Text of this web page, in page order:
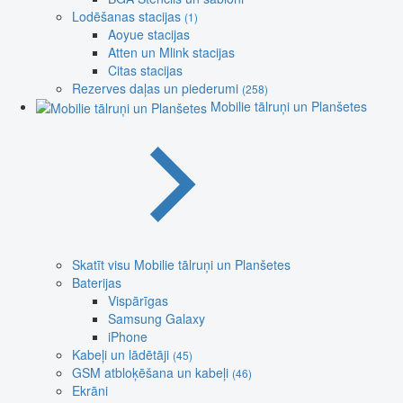
Lodēšanas stacijas (1)
Aoyue stacijas
Atten un Mlink stacijas
Citas stacijas
Rezerves daļas un piederumi (258)
Mobilie tālruņi un Planšetes
Skatīt visu Mobilie tālruņi un Planšetes
Baterijas
Vispārīgas
Samsung Galaxy
iPhone
Kabeļi un lādētāji (45)
GSM atbloķēšana un kabeļi (46)
Ekrāni